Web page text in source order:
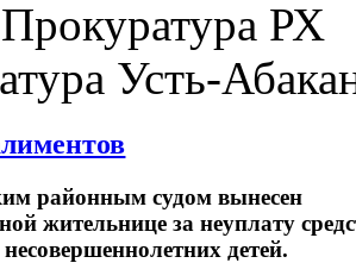
Прокуратура РХ
Усть-
районным судом вынесен
жительнице за неуплату
детей.